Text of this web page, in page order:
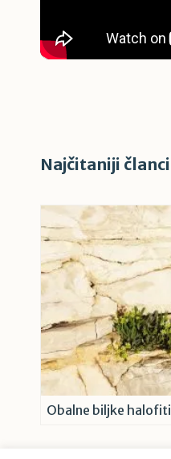
Najčitaniji članci
Obalne biljke halofiti